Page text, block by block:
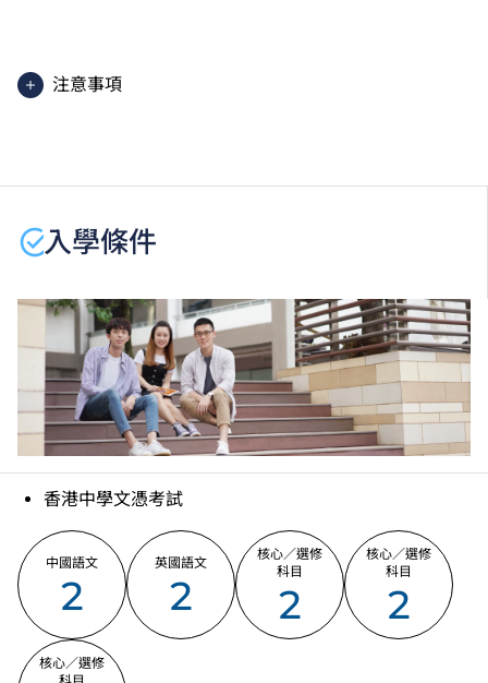
數。分數只供參考。（分數對應為：5**=7分；5*=6
分；5=5分；4=4分；3=3分；2=2分；1=1分）
注意事項
學生或須於其他VTC院校上課。VTC可因應情況取消任
分校／上課地點。
入學條件
香港中學文憑考試
中國語文
2
英國語文
2
核心／選修
科目
2
核心／選修
科目
2
核心／選修